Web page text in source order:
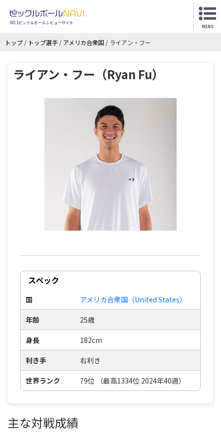
NO.1ピックルボールレビューサイト
MENU
トップ / トップ選手 / アメリカ合衆国 / ライアン・フー
ライアン・フー（Ryan Fu）
スペック
国 アメリカ合衆国（United States）
年齢 25歳
身長 182cm
利き手 右利き
世界ランク 79位 （最高1334位 2024年40週）
主な対戦成績